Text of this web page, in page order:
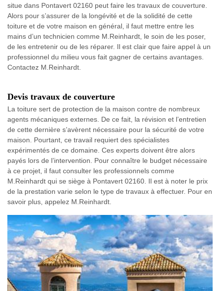
situe dans Pontavert 02160 peut faire les travaux de couverture.
Alors pour s’assurer de la longévité et de la solidité de cette
toiture et de votre maison en général, il faut mettre entre les
mains d’un technicien comme M.Reinhardt, le soin de les poser,
de les entretenir ou de les réparer. Il est clair que faire appel à un
professionnel du milieu vous fait gagner de certains avantages.
Contactez M.Reinhardt.
Devis travaux de couverture
La toiture sert de protection de la maison contre de nombreux
agents mécaniques externes. De ce fait, la révision et l’entretien
de cette dernière s’avèrent nécessaire pour la sécurité de votre
maison. Pourtant, ce travail requiert des spécialistes
expérimentés de ce domaine. Ces experts doivent être alors
payés lors de l’intervention. Pour connaître le budget nécessaire
à ce projet, il faut consulter les professionnels comme
M.Reinhardt qui se siège à Pontavert 02160. Il est à noter le prix
de la prestation varie selon le type de travaux à effectuer. Pour en
savoir plus, appelez M.Reinhardt.